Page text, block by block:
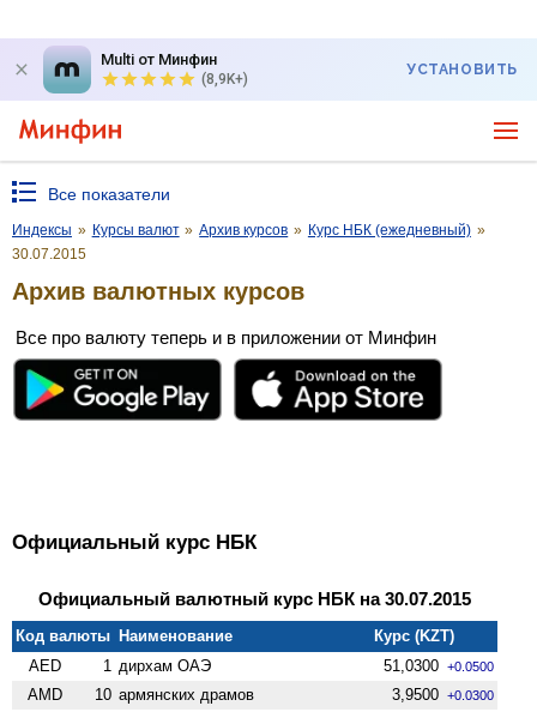
Multi от Минфин
(8,9K+)
УСТАНОВИТЬ
Все показатели
Индексы » Курсы валют » Архив курсов » Курс НБК (ежедневный) »
30.07.2015
Архив валютных курсов
Все про валюту теперь и в приложении от Минфин
Официальный курс НБК
Официальный валютный курс НБК на 30.07.2015
Код валюты Наименование
Курс (KZT)
AED
1 дирхам ОАЭ 51,0300 +0.0500
AMD 10 армянских драмов 3,9500 +0.0300